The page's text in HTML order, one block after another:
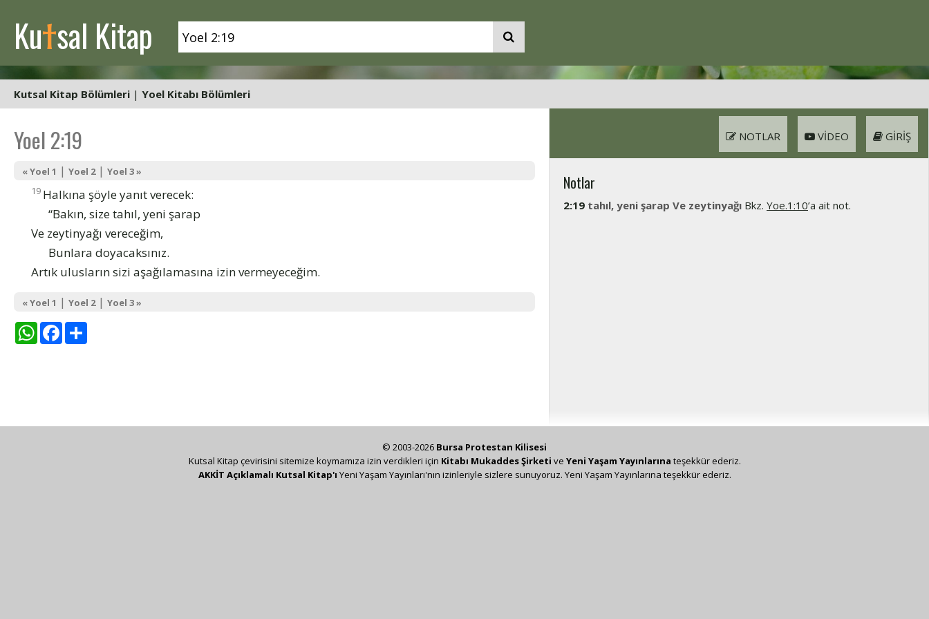
Kutsal Kitap
Kutsal Kitap Bölümleri | Yoel Kitabı Bölümleri
Yoel 2:19
« Yoel 1 | Yoel 2| Yoel 3 »
19 Halkına şöyle yanıt verecek:
“Bakın, size tahıl, yeni şarap
Ve zeytinyağı vereceğim,
Bunlara doyacaksınız.
Artık ulusların sizi aşağılamasına izin vermeyeceğim.
« Yoel 1 | Yoel 2| Yoel 3 »
WhatsAppFacebook
GIRIŞ
VIDEO
NOTLAR
Notlar
2:19 tahıl, yeni şarap Ve zeytinyağı Bkz. Yoe.1:10’a ait not.
© 2003-2026 Bursa Protestan Kilisesi
Kutsal Kitap çevirisini sitemize koymamıza izin verdikleri için Kitabı Mukaddes Şirketi ve Yeni Yaşam Yayınlarına teşekkür ederiz.
AKKİT Açıklamalı Kutsal Kitap'ı Yeni Yaşam Yayınları'nın izinleriyle sizlere sunuyoruz. Yeni Yaşam Yayınlarına teşekkür ederiz.